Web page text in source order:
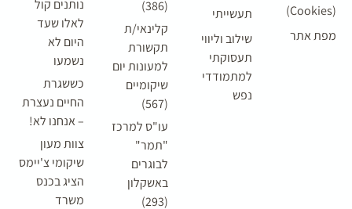
מפת אתר
תעשייתי
שילוב וליווי
תעסוקתי
למתמודדי
נפש
קלינאי/ת
תקשורת
למעונות יום
שיקומיים
עו"ס למרכז
"תמר"
לבוגרים
באשקלון
נותנים קול
לאלו שעד
היום לא
נשמעו
כששגרת
החיים נעצרת
– אנחנו לא!
צוות מעון
שיקומי צ'יימס
הציג בכנס
משרד